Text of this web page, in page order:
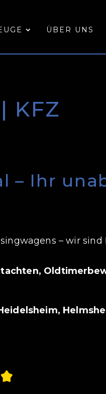
ÜBER UNS
KFZ
– Ihr
– wir